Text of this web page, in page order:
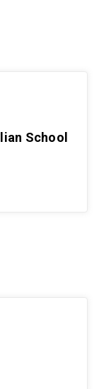
School